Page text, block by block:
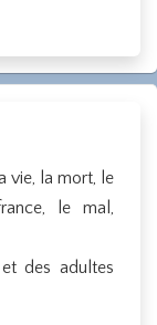
vie, la mort, le
le mal,
des adultes